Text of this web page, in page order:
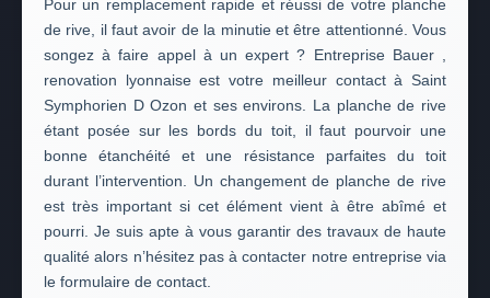
Pour un remplacement rapide et réussi de votre planche
de rive, il faut avoir de la minutie et être attentionné. Vous
songez à faire appel à un expert ? Entreprise Bauer ,
renovation lyonnaise est votre meilleur contact à Saint
Symphorien D Ozon et ses environs. La planche de rive
étant posée sur les bords du toit, il faut pourvoir une
bonne étanchéité et une résistance parfaites du toit
durant l’intervention. Un changement de planche de rive
est très important si cet élément vient à être abîmé et
pourri. Je suis apte à vous garantir des travaux de haute
qualité alors n’hésitez pas à contacter notre entreprise via
le formulaire de contact.